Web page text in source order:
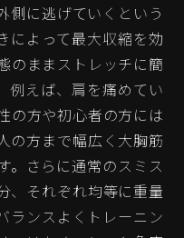
側に逃げていくという
によって最大収縮を効
のままストレッチに簡
例えば、肩を痛めてい
の方や初心者の方には
の方まで幅広く大胸筋
。さらに通常のスミス
、それぞれ均等に重量
ランスよくトレーニン